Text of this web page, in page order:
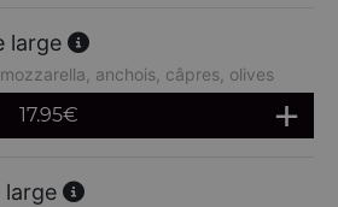
large
anchois, câpres, olives
17.95€
large